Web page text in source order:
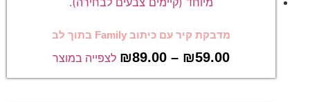
מדבקת קיר עם כיתוב Family בתוך לב
₪59.00
–
₪89.00 לצפייה במוצר